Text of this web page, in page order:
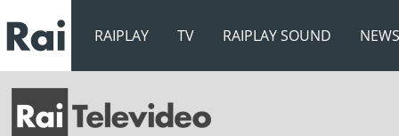
RAIPLAY TV RAIPLAY SOUND NEWS